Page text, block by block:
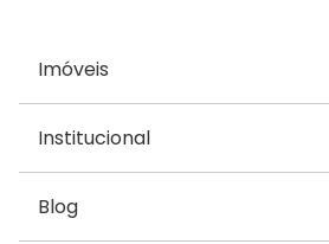
Imóveis
Institucional
Blog